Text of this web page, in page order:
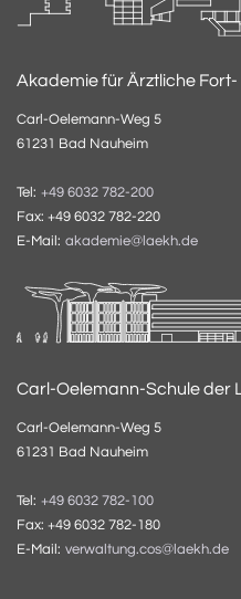
Akademie für Ärztliche
Carl-Oelemann-Weg 5
61231 Bad Nauheim
Tel: +49 6032 782-200
Fax: +49 6032 782-220
E-Mail: akademie@laekh.de
Carl-Oelemann-Schule der
Carl-Oelemann-Weg 5
61231 Bad Nauheim
Tel: +49 6032 782-100
Fax: +49 6032 782-180
E-Mail: verwaltung.cos@laekh.de